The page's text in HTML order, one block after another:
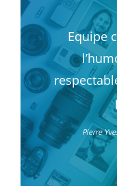
Equipe
Pierre